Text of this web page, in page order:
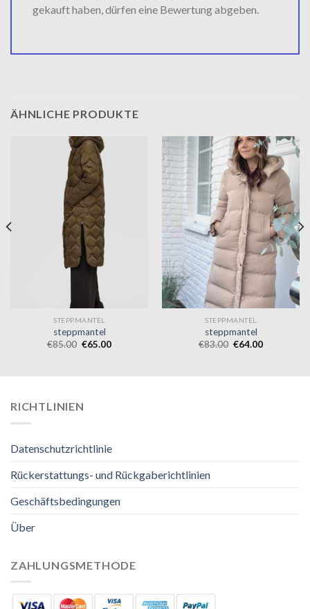
gekauft haben, dürfen eine Bewertung abgeben.
ÄHNLICHE PRODUKTE
STEPPMANTEL
steppmantel
€85.00 €65.00
STEPPMANTEL
steppmantel
€83.00 €64.00
RICHTLINIEN
Datenschutzrichtlinie
Rückerstattungs- und Rückgaberichtlinien
Geschäftsbedingungen
Über
ZAHLUNGSMETHODE